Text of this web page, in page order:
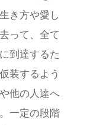
き方や愛し
って、全て
到達するた
装するよう
他の人達へ
一定の段階